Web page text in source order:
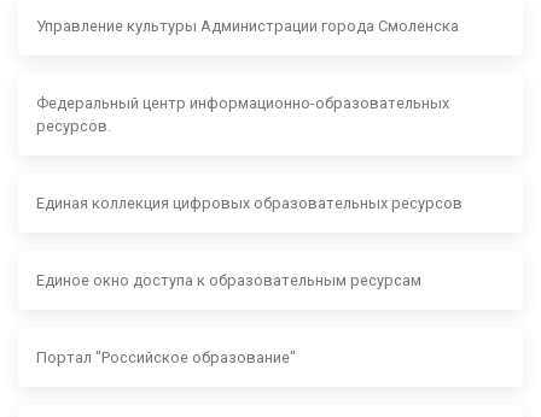
Управление культуры Администрации города Смоленска
Федеральный центр информационно-образовательных
ресурсов.
Единая коллекция цифровых образовательных ресурсов
Единое окно доступа к образовательным ресурсам
Портал "Российское образование"